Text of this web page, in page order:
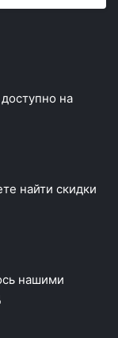
на
найти скидки
нашими